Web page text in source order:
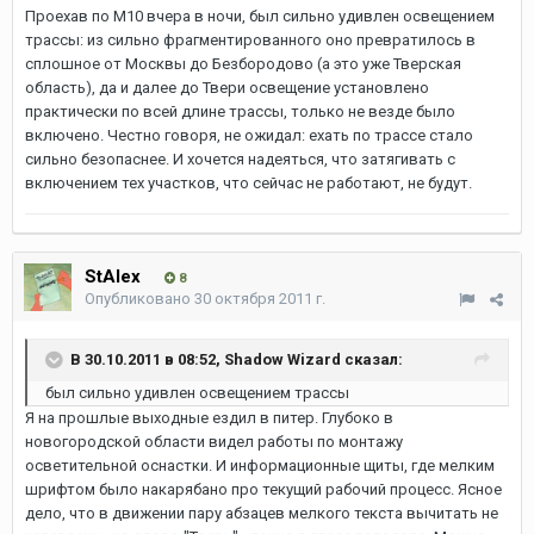
Проехав по М10 вчера в ночи, был сильно удивлен освещением
трассы: из сильно фрагментированного оно превратилось в
сплошное от Москвы до Безбородово (а это уже Тверская
область), да и далее до Твери освещение установлено
практически по всей длине трассы, только не везде было
включено. Честно говоря, не ожидал: ехать по трассе стало
сильно безопаснее. И хочется надеяться, что затягивать с
включением тех участков, что сейчас не работают, не будут.
StAlex 8
Опубликовано 30 октября 2011 г.
В 30.10.2011 в 08:52, Shadow Wizard сказал:
был сильно удивлен освещением трассы
Я на прошлые выходные ездил в питер. Глубоко в
новогородской области видел работы по монтажу
осветительной оснастки. И информационные щиты, где мелким
шрифтом было накарябано про текущий рабочий процесс. Ясное
дело, что в движении пару абзацев мелкого текста вычитать не